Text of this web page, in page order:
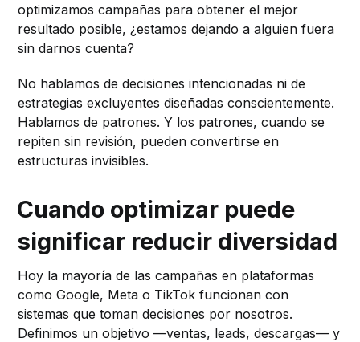
optimizamos campañas para obtener el mejor
resultado posible, ¿estamos dejando a alguien fuera
sin darnos cuenta?
No hablamos de decisiones intencionadas ni de
estrategias excluyentes diseñadas conscientemente.
Hablamos de patrones. Y los patrones, cuando se
repiten sin revisión, pueden convertirse en
estructuras invisibles.
Cuando optimizar puede
significar reducir diversidad
Hoy la mayoría de las campañas en plataformas
como Google, Meta o TikTok funcionan con
sistemas que toman decisiones por nosotros.
Definimos un objetivo —ventas, leads, descargas— y